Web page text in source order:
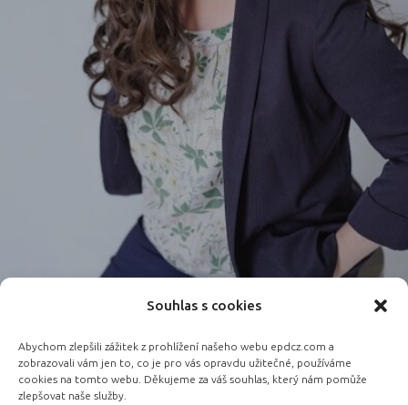
Souhlas s cookies
Abychom zlepšili zážitek z prohlížení našeho webu epdcz.com a
zobrazovali vám jen to, co je pro vás opravdu užitečné, používáme
cookies na tomto webu. Děkujeme za váš souhlas, který nám pomůže
zlepšovat naše služby.